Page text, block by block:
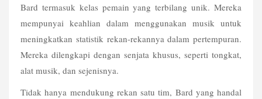
Bard termasuk kelas pemain yang terbilang unik. Mereka
mempunyai keahlian dalam menggunakan musik untuk
meningkatkan statistik rekan-rekannya dalam pertempuran.
Mereka dilengkapi dengan senjata khusus, seperti tongkat,
alat musik, dan sejenisnya.
Tidak hanya mendukung rekan satu tim, Bard yang handal